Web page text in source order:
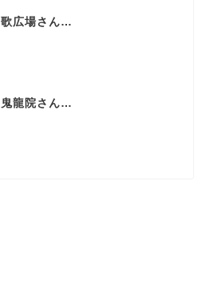
歌広場さん…
鬼龍院さん…